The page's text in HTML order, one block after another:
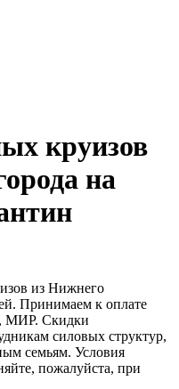
круизов
на
из Нижнего
Принимаем к оплате
МИР. Скидки
силовых структур,
семьям. Условия
пожалуйста, при